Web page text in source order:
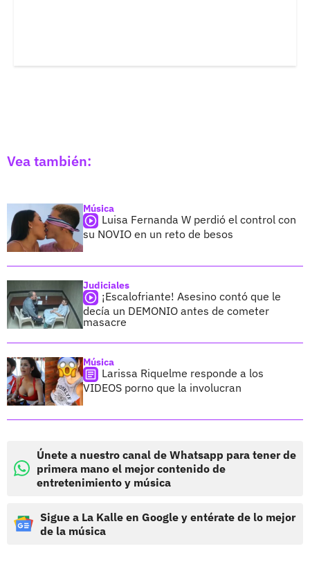
Vea también:
Música
Luisa Fernanda W perdió el control con
su NOVIO en un reto de besos
Judiciales
¡Escalofriante! Asesino contó que le
decía un DEMONIO antes de cometer
masacre
Música
Larissa Riquelme responde a los
VIDEOS porno que la involucran
Únete a nuestro canal de Whatsapp para tener de
primera mano el mejor contenido de
entretenimiento y música
Sigue a La Kalle en Google y entérate de lo mejor
de la música